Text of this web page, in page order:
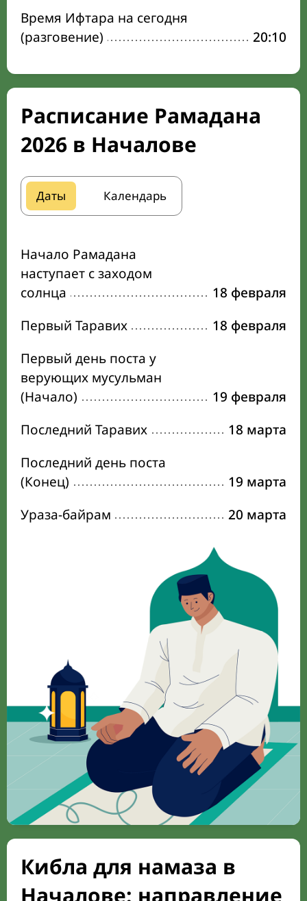
Время Ифтара на сегодня
(разговение)
20:10
Расписание Рамадана
2026 в Началове
Даты Календарь
Начало Рамадана
наступает с заходом
солнца
18 февраля
Первый Таравих
18 февраля
Первый день поста у
верующих мусульман
(Начало)
19 февраля
Последний Таравих
18 марта
Последний день поста
(Конец)
19 марта
Ураза-байрам
20 марта
Кибла для намаза в